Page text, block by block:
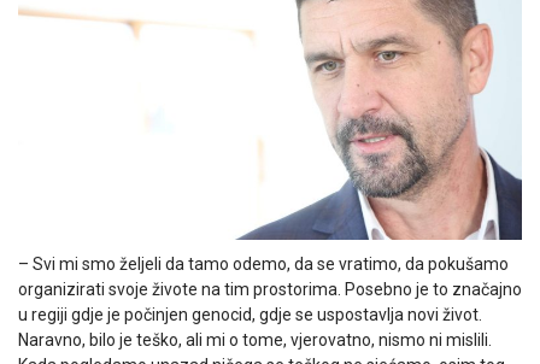
– Svi mi smo željeli da tamo odemo, da se vratimo, da pokušamo
organizirati svoje živote na tim prostorima. Posebno je to značajno
u regiji gdje je počinjen genocid, gdje se uspostavlja novi život.
Naravno, bilo je teško, ali mi o tome, vjerovatno, nismo ni mislili.